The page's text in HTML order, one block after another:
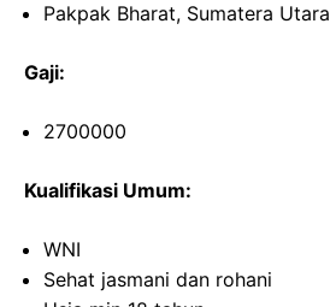
Pakpak Bharat, Sumatera Utara
Gaji:
2700000
Kualifikasi Umum:
WNI
Sehat jasmani dan rohani